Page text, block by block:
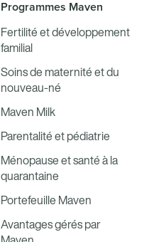
Programmes Maven
Fertilité et développement
familial
Soins de maternité et du
nouveau-né
Maven Milk
Parentalité et pédiatrie
Ménopause et santé à la
quarantaine
Portefeuille Maven
Avantages gérés par